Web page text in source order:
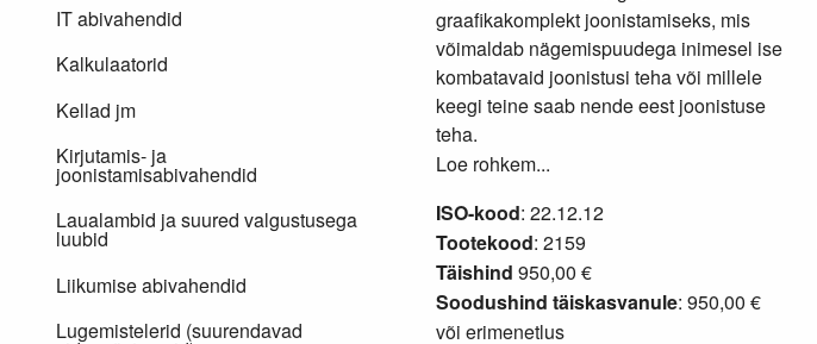
graafikakomplekt joonistamiseks, mis
võimaldab nägemispuudega inimesel ise
kombatavaid joonistusi teha või millele
keegi teine saab nende eest joonistuse
teha.
Loe rohkem...
ISO-kood: 22.12.12
Tootekood: 2159
Täishind 950,00 €
Soodushind täiskasvanule: 950,00 €
või erimenetlus
IT abivahendid
Kalkulaatorid
Kellad jm
Kirjutamis- ja
joonistamisabivahendid
Laualambid ja suured valgustusega
luubid
Liikumise abivahendid
Lugemistelerid (suurendavad